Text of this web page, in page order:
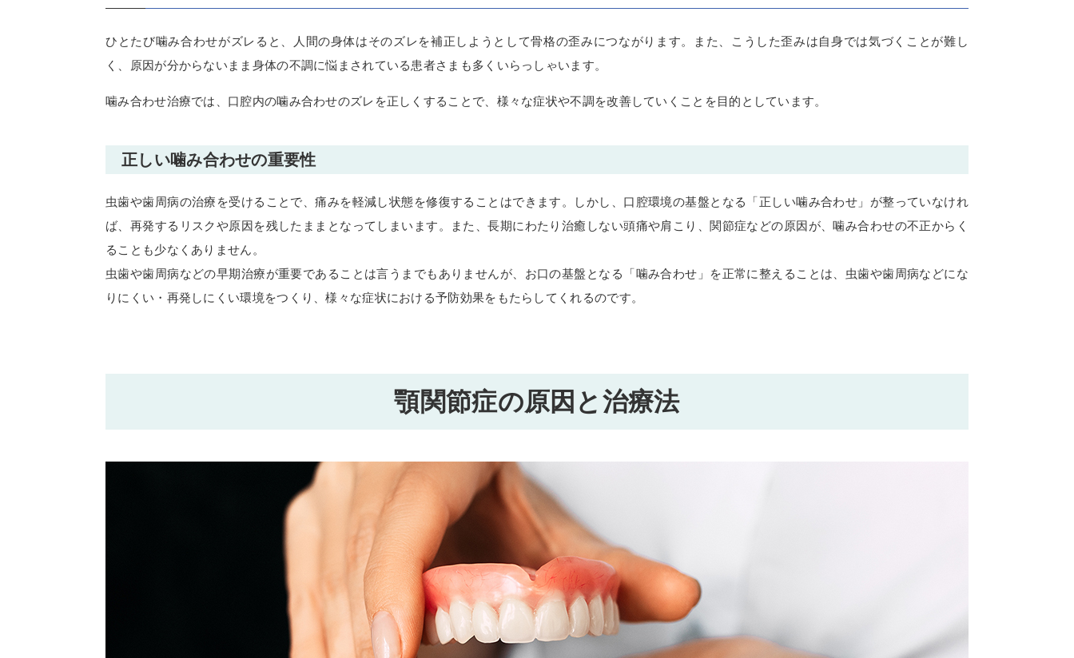
ひとたび噛み合わせがズレると、人間の身体はそのズレを補正しようとして骨格の歪みにつながります。また、こうした歪みは自身では気づくことが難し
く、原因が分からないまま身体の不調に悩まされている患者さまも多くいらっしゃいます。
噛み合わせ治療では、口腔内の噛み合わせのズレを正しくすることで、様々な症状や不調を改善していくことを目的としています。
正しい噛み合わせの重要性
虫歯や歯周病の治療を受けることで、痛みを軽減し状態を修復することはできます。しかし、口腔環境の基盤となる「正しい噛み合わせ」が整っていなけれ
ば、再発するリスクや原因を残したままとなってしまいます。また、長期にわたり治癒しない頭痛や肩こり、関節症などの原因が、噛み合わせの不正からく
ることも少なくありません。
虫歯や歯周病などの早期治療が重要であることは言うまでもありませんが、お口の基盤となる「噛み合わせ」を正常に整えることは、虫歯や歯周病などにな
りにくい・再発しにくい環境をつくり、様々な症状における予防効果をもたらしてくれるのです。
顎関節症の原因と治療法